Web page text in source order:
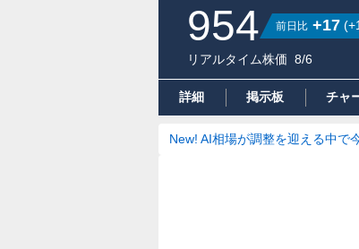
954 前日比 +17 (
リアルタイム株価 8/6
詳細 掲示板 チャ
New! AI相場が調整を迎える中で